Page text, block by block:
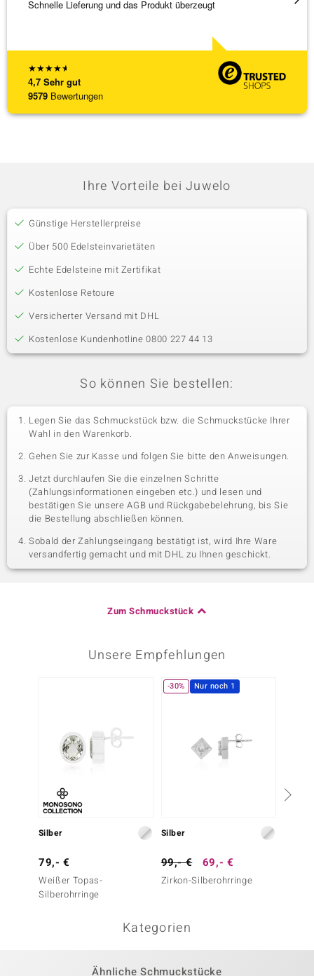
★★★★★
4,7 Sehr gut
9579 Bewertungen
Schnelle Lieferung und das Produkt überzeugt
Ihre Vorteile bei Juwelo
Günstige Herstellerpreise
Über 500 Edelsteinvarietäten
Echte Edelsteine mit Zertifikat
Kostenlose Retoure
Versicherter Versand mit DHL
Kostenlose Kundenhotline 0800 227 44 13
So können Sie bestellen:
Legen Sie das Schmuckstück bzw. die Schmuckstücke Ihrer
Wahl in den Warenkorb.
Gehen Sie zur Kasse und folgen Sie bitte den Anweisungen.
Jetzt durchlaufen Sie die einzelnen Schritte
(Zahlungsinformationen eingeben etc.) und lesen und
bestätigen Sie unsere AGB und Rückgabebelehrung, bis Sie
die Bestellung abschließen können.
Sobald der Zahlungseingang bestätigt ist, wird Ihre Ware
versandfertig gemacht und mit DHL zu Ihnen geschickt.
Zum Schmuckstück
Unsere Empfehlungen
Silber
79,- €
Weißer Topas-
Silberohrringe
-30% Nur noch 1
Silber
99,- € 69,- €
Zirkon-Silberohrringe
Kategorien
Ähnliche Schmuckstücke